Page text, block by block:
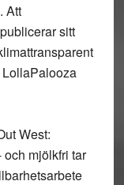
Att
sitt
West:
och mjölkfri tar